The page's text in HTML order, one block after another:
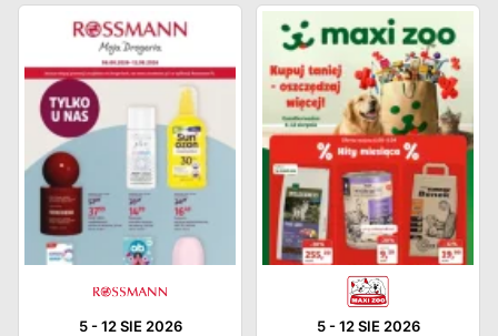
5-12 SIE 2026 5-12 SIE 2026